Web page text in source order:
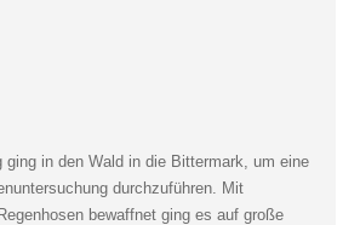
ging in den Wald in die Bittermark, um eine
durchzuführen. Mit
bewaffnet ging es auf große